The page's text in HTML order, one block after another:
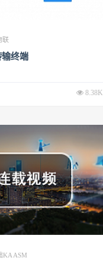
联
输终端
8.38K
KAASM